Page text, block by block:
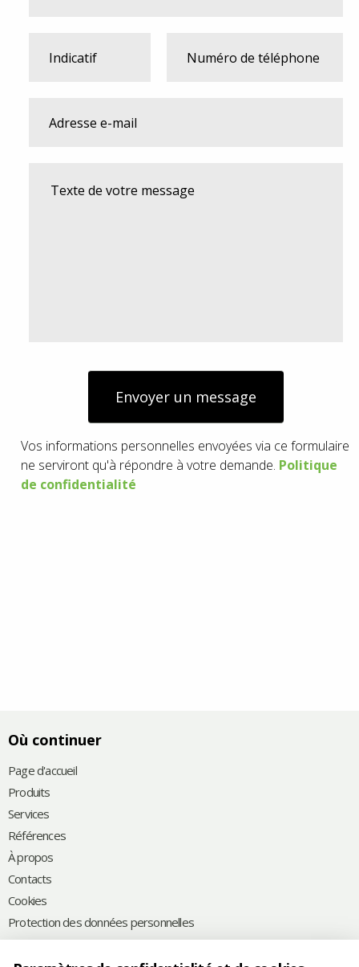
Envoyer un message
Vos informations personnelles envoyées via ce formulaire
ne serviront qu'à répondre à votre demande. Politique
de confidentialité
Où continuer
Page d'accueil
Produits
Services
Références
À propos
Contacts
Cookies
Protection des données personnelles